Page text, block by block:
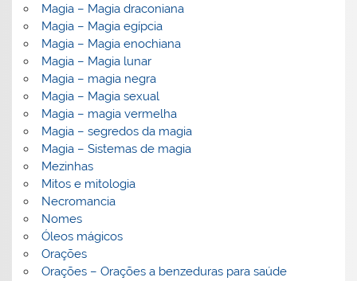
Magia – Magia draconiana
Magia – Magia egípcia
Magia – Magia enochiana
Magia – Magia lunar
Magia – magia negra
Magia – Magia sexual
Magia – magia vermelha
Magia – segredos da magia
Magia – Sistemas de magia
Mezinhas
Mitos e mitologia
Necromancia
Nomes
Óleos mágicos
Orações
Orações – Orações a benzeduras para saúde